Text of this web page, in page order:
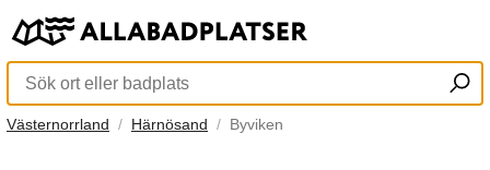
Västernorrland Härnösand Byviken